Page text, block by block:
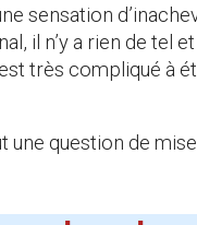
sensation
il n’y a rien de tel
très compliqué à
une question de